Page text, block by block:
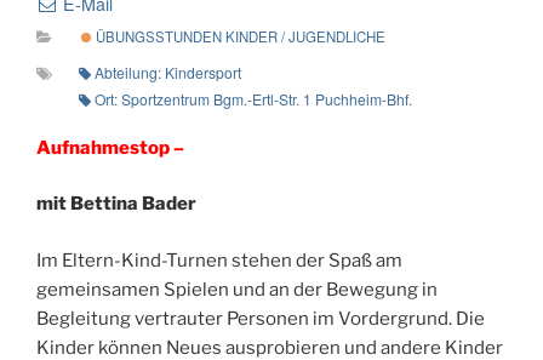
ÜBUNGSSTUNDEN KINDER / JUGENDLICHE
Abteilung: Kindersport
Ort: Sportzentrum Bgm.-Ertl-Str. 1 Puchheim-Bhf.
Aufnahmestop –
mit Bettina Bader
Im Eltern-Kind-Turnen stehen der Spaß am
gemeinsamen Spielen und an der Bewegung in
Begleitung vertrauter Personen im Vordergrund. Die
Kinder können Neues ausprobieren und andere Kinder